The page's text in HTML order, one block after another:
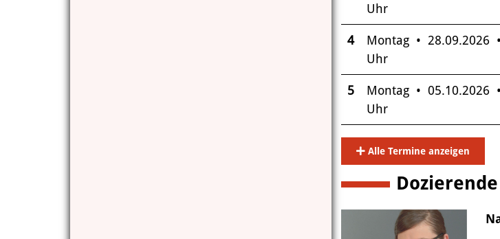
Uhr
4
Montag • 28.09.2026
Uhr
5
Montag • 05.10.2026
Uhr
Alle Termine anzeigen
Dozierende